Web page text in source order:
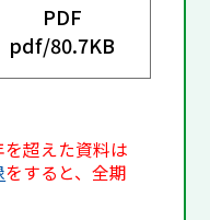
PDF
pdf/80.7KB
超えた資料は
をすると、全期